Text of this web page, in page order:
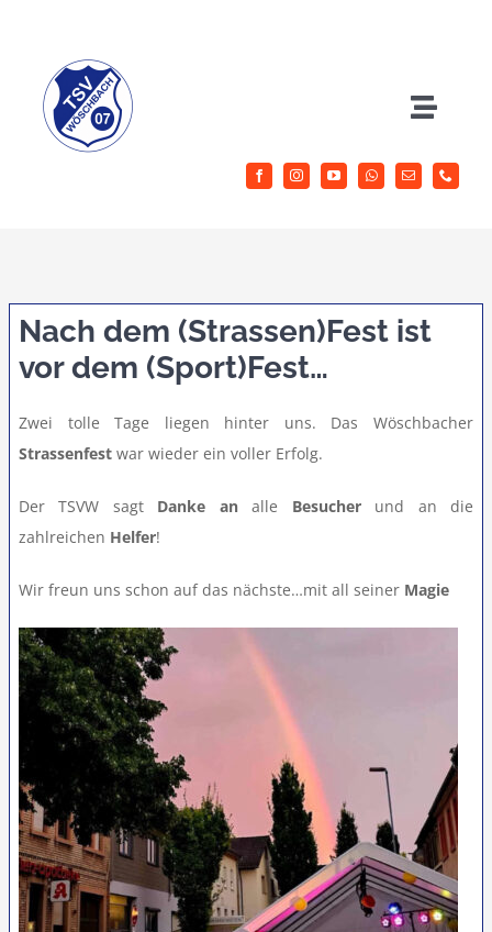
springen
Toggle
Herrenfussball
Sportangebote
Aktuelles
Verein
Rechtliches
Nach dem (Strassen)Fest ist
vor dem (Sport)Fest…
Zwei tolle Tage liegen hinter uns. Das Wöschbacher
Strassenfest war wieder ein voller Erfolg.
Der TSVW sagt Danke analle Besucherund an die
zahlreichen Helfer!
Wir freun uns schon auf das nächste…mit all seiner Magie